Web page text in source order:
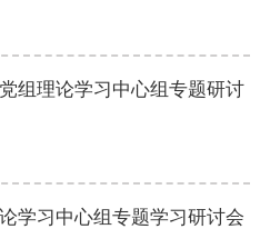
组理论学习中心组专题研讨
学习中心组专题学习研讨会